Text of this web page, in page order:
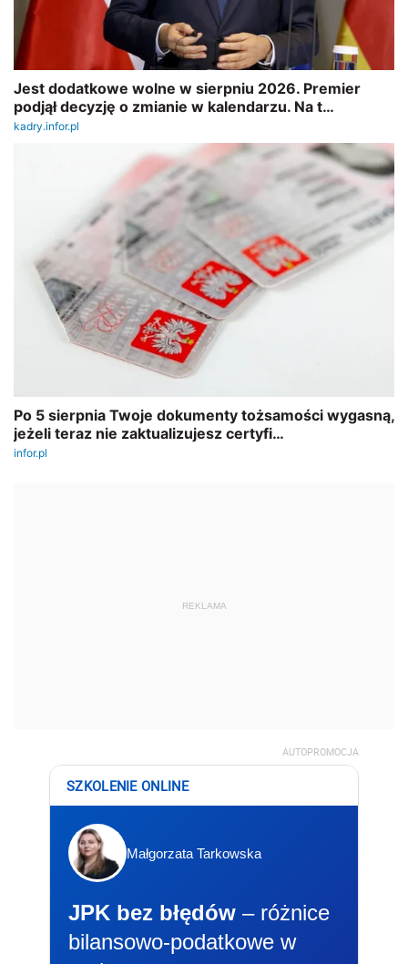
REKLAMA
AUTOPROMOCJA
SZKOLENIE ONLINE
Małgorzata Tarkowska
JPK bez błędów – różnice
bilansowo-podatkowe w